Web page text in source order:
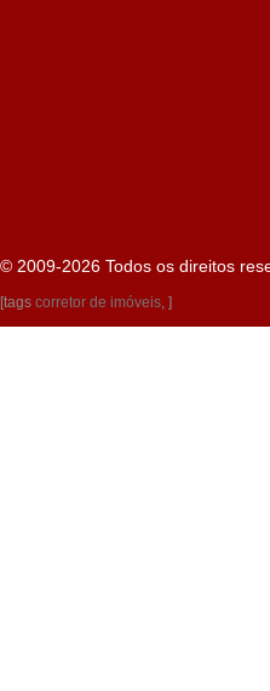
© 2009-2026 Todos os direitos
[tags corretor de imóveis, ]